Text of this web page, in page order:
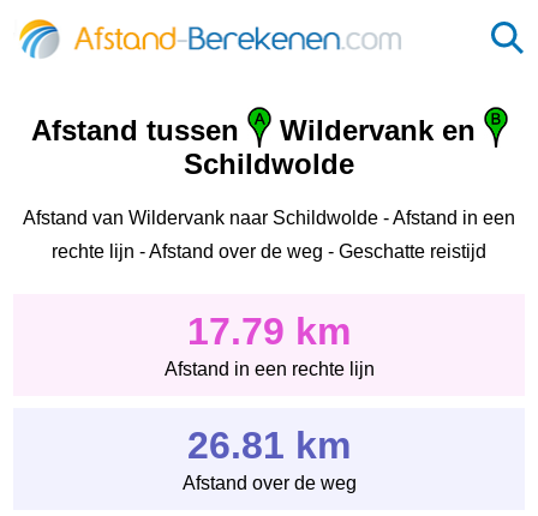
Afstand tussen
Wildervank en
Schildwolde
Afstand van Wildervank naar Schildwolde - Afstand in een
rechte lijn - Afstand over de weg - Geschatte reistijd
17.79 km
Afstand in een rechte lijn
26.81 km
Afstand over de weg